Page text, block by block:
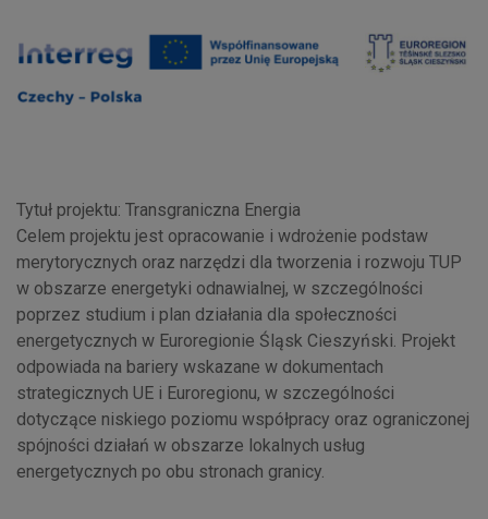
Tytuł projektu: Transgraniczna Energia
Celem projektu jest opracowanie i wdrożenie podstaw
merytorycznych oraz narzędzi dla tworzenia i rozwoju TUP
w obszarze energetyki odnawialnej, w szczególności
poprzez studium i plan działania dla społeczności
energetycznych w Euroregionie Śląsk Cieszyński. Projekt
odpowiada na bariery wskazane w dokumentach
strategicznych UE i Euroregionu, w szczególności
dotyczące niskiego poziomu współpracy oraz ograniczonej
spójności działań w obszarze lokalnych usług
energetycznych po obu stronach granicy.